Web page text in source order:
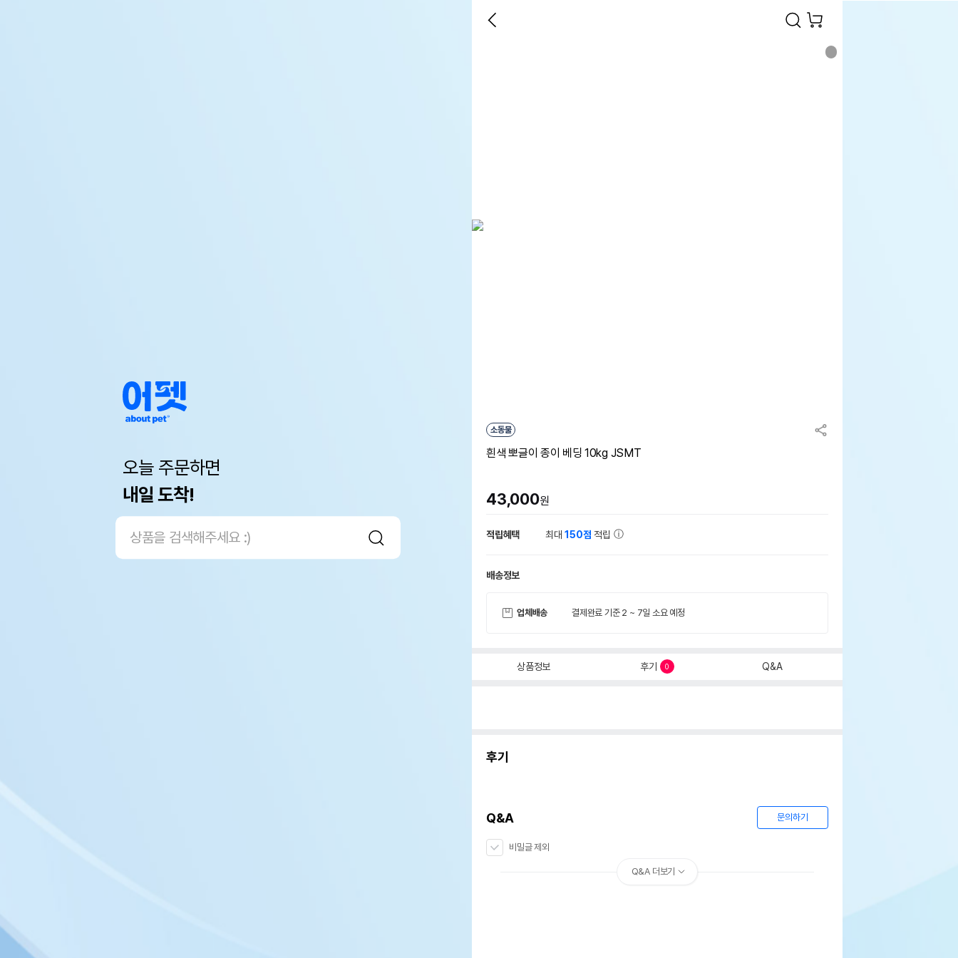
오늘 주문하면
내일 도착!
소동물
흰색 뽀글이 종이 베딩 10kg JSMT
43,000원
적립혜택 최대150점 적립
배송정보
업체배송 결제완료 기준 2 ~ 7일 소요 예정
상품정보 후기 0 Q&A
후기
Q&A 문의하기
비밀글 제외
Q&A 더보기